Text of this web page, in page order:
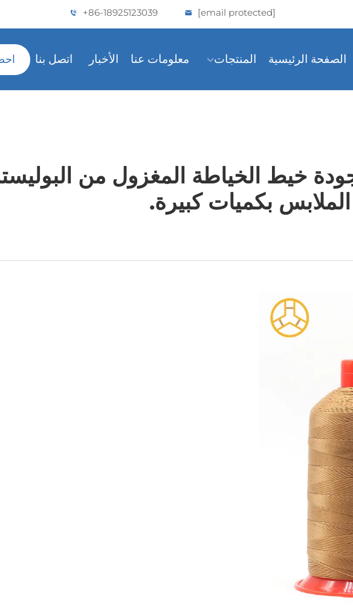
+86-18925123039 [email protected]
الصفحة الرئيسية المنتجات معلومات عنا الأخبار اتصل بنا
جودة خيط الخياطة المغزول من
الملابس بكميات كبيرة.